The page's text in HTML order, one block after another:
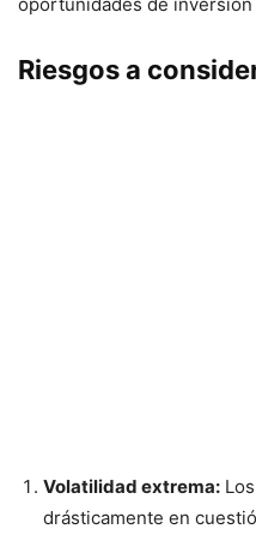
oportunidades de
Riesgos a
Volatilidad extrema:
drásticamente en